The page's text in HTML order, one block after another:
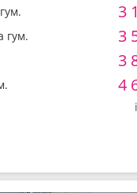
3
гум.
3
3
4